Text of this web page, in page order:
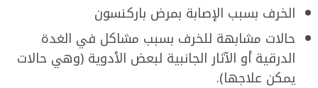
الخرف بسبب الإصابة بمرض باركنسون
حالات مشابهة للخرف بسبب مشاكل في الغدة
الدرقية أو الآثار الجانبية لبعض الأدوية (وهي حالات
يمكن علاجها).